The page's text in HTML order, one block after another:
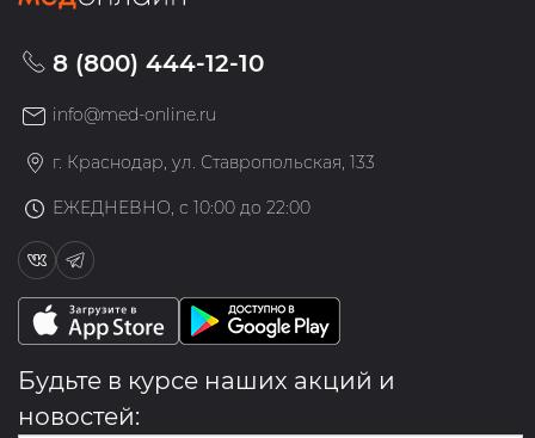
8 (800) 444-12-10
info@med-online.ru
г. Краснодар, ул. Ставропольская, 133
ЕЖЕДНЕВНО, с 10:00 до 22:00
Будьте в курсе наших акций и
новостей: